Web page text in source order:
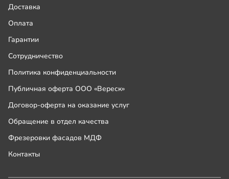
Доставка
Оплата
Гарантии
Сотрудничество
Политика конфиденциальности
Публичная оферта ООО «Вереск»
Договор-оферта на оказание услуг
Обращение в отдел качества
Фрезеровки фасадов МДФ
Контакты